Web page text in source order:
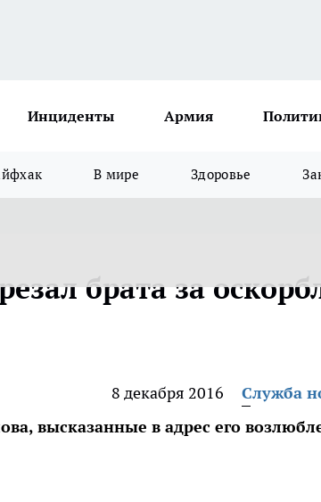
Инциденты Армия
В мире Здоровье
брата за
8 декабря 2016
Служба
высказанные в адрес его